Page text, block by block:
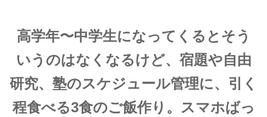
高学年〜中学生になってくるとそう
いうのはなくなるけど、宿題や自由
研究、塾のスケジュール管理に、引く
程食べる3食のご飯作り。スマホばっ